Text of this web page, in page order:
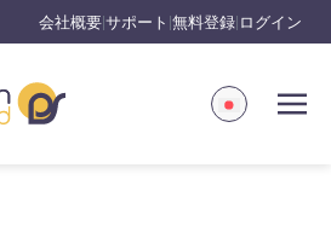
会社概要 サポート 無料登録 ログイン